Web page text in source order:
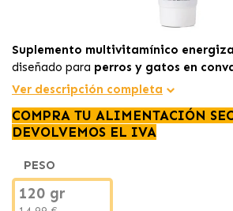
Suplemento multivitamínico
diseñado para perros y gatos en
pérdida de apetito, que aporta
Ver descripción completa
COMPRA TU ALIMENTACIÓN
DEVOLVEMOS EL IVA
PESO
120 gr